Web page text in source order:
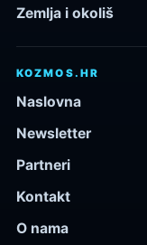
Zemlja i okoliš
KOZMOS.HR
Naslovna
Newsletter
Partneri
Kontakt
O nama